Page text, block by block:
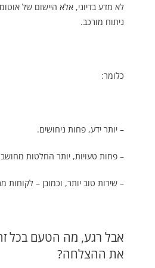
לא מדע בדיוני, אלא היישום של
ניתוח מורכב.
כלומר:
– יותר ידע, פחות ניחושים.
– פחות טעויות, יותר החלטות
– שירות טוב יותר, וכמובן – לקוחות
אבל רגע, מה הטעם בכל
את ההצלחה?